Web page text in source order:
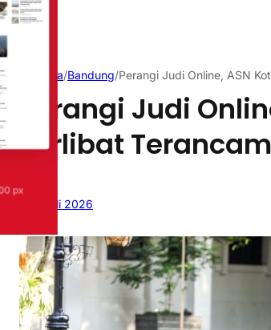
Beranda/Bandung/Perangi Judi Online, ASN
Perangi Judi
Terlibat
7 Juli 2026